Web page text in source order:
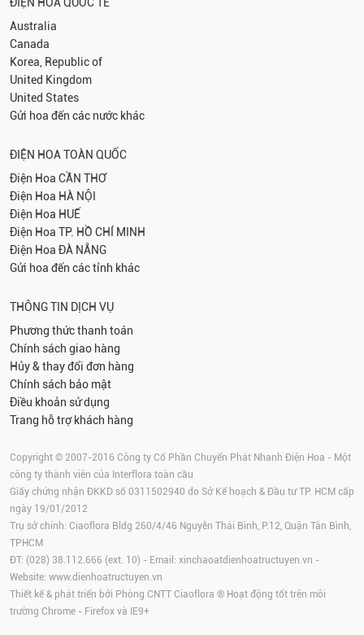
Australia
Canada
Korea, Republic of
United Kingdom
United States
Gửi hoa đến các nước khác
ĐIỆN HOA TOÀN QUỐC
Điện Hoa CẦN THƠ
Điện Hoa HÀ NỘI
Điện Hoa HUẾ
Điện Hoa TP. HỒ CHÍ MINH
Điện Hoa ĐÀ NẴNG
Gửi hoa đến các tỉnh khác
THÔNG TIN DỊCH VỤ
Phương thức thanh toán
Chính sách giao hàng
Hủy & thay đổi đơn hàng
Chính sách bảo mật
Điều khoản sử dụng
Trang hỗ trợ khách hàng
Copyright © 2007-2016 Công ty Cổ Phần Chuyển Phát Nhanh Điện Hoa - Một
công ty thành viên của Interflora toàn cầu
Giấy chứng nhận ĐKKD số 0311502940 do Sở Kế hoạch & Đầu tư TP. HCM cấp
ngày 19/01/2012
Trụ sở chính: Ciaoflora Bldg 260/4/46 Nguyễn Thái Bình, P.12, Quận Tân Bình,
TPHCM
ĐT: (028) 38.112.666 (ext. 10) - Email: xinchaoatdienhoatructuyen.vn -
Website: www.dienhoatructuyen.vn
Thiết kế & phát triển bởi Phòng CNTT Ciaoflora ® Hoạt động tốt trên môi
trường Chrome - Firefox và IE9+